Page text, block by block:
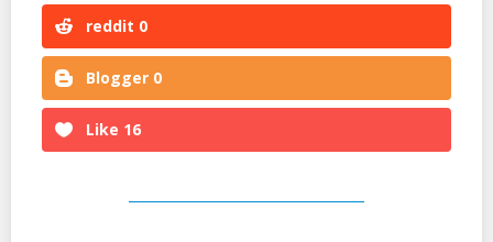
reddit 0
Blogger 0
Like 16